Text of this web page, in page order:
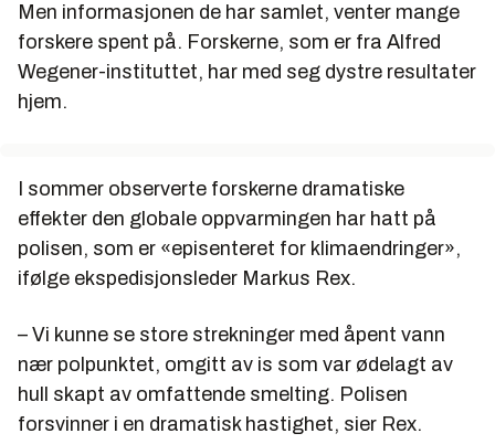
Men informasjonen de har samlet, venter mange
forskere spent på. Forskerne, som er fra Alfred
Wegener-instituttet, har med seg dystre resultater
hjem.
I sommer observerte forskerne dramatiske
effekter den globale oppvarmingen har hatt på
polisen, som er «episenteret for klimaendringer»,
ifølge ekspedisjonsleder Markus Rex.
– Vi kunne se store strekninger med åpent vann
nær polpunktet, omgitt av is som var ødelagt av
hull skapt av omfattende smelting. Polisen
forsvinner i en dramatisk hastighet, sier Rex.